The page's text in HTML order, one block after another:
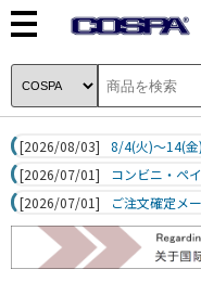
[2026/08/03]
8/4(火)～14(
[2026/07/01]
コンビニ・ペ
[2026/07/01]
ご注文確定メ